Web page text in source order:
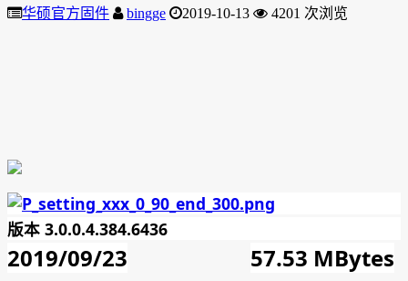
华硕官方固件 bingge 2019-10-13 4201 次浏览
版本 3.0.0.4.384.6436
2019/09/23 57.53 MBytes